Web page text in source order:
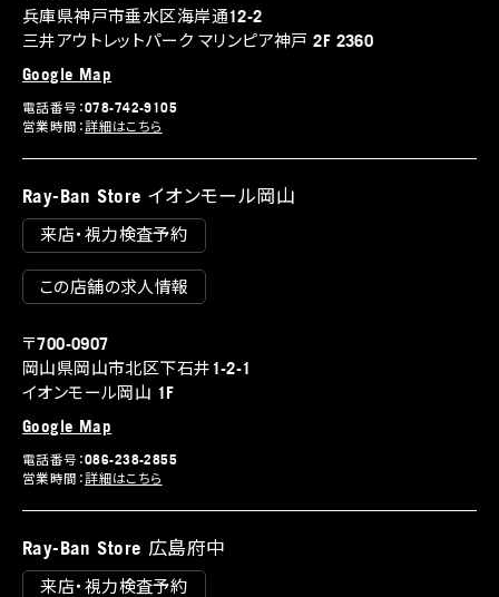
兵庫県神戸市垂水区海岸通12-2
三井アウトレットパーク マリンピア神戸 2F 2360
Google Map
電話番号：078-742-9105
営業時間：詳細はこちら
Ray-Ban Store イオンモール岡山
来店・視力検査予約
この店舗の求人情報
〒700-0907
岡山県岡山市北区下石井1-2-1
イオンモール岡山 1F
Google Map
電話番号：086-238-2855
営業時間：詳細はこちら
Ray-Ban Store 広島府中
来店・視力検査予約